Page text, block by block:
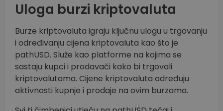
Uloga burzi kriptovaluta
Burze kriptovaluta igraju ključnu ulogu u trgovanju
i određivanju cijena kriptovaluta kao što je
pathUSD. Služe kao platforme na kojima se
sastaju kupci i prodavači kako bi trgovali
kriptovalutama. Cijene kriptovaluta određuju
aktivnosti kupnje i prodaje na ovim burzama.